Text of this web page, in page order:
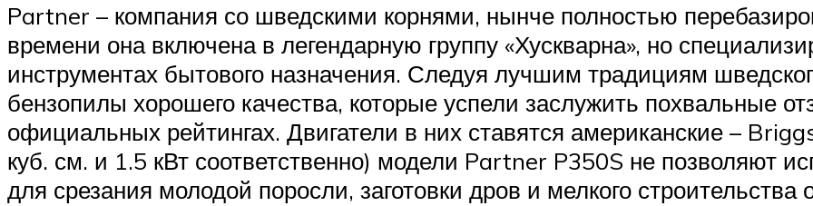
Partner – компания со шведскими корнями, нынче полностью
времени она включена в легендарную группу «Хускварна», но
инструментах бытового назначения. Следуя лучшим традициям
бензопилы хорошего качества, которые успели заслужить похвальные
официальных рейтингах. Двигатели в них ставятся американские –
куб. см. и 1.5 кВт соответственно) модели Partner P350S не позволяют
для срезания молодой поросли, заготовки дров и мелкого